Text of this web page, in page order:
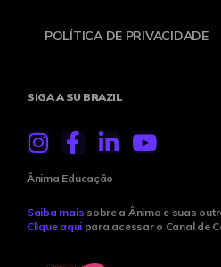
POLÍTICA DE PRIVACIDADE
SIGA A SU BRAZIL
Ânima Educação
Saiba mais sobre a Ânima e suas
Clique aqui para acessar o Canal de